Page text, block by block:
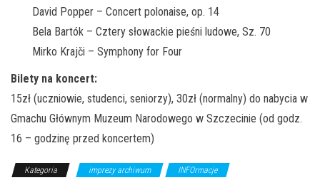
David Popper – Concert polonaise, op. 14
Bela Bartók – Cztery słowackie pieśni ludowe, Sz. 70
Mirko Krajči – Symphony for Four
Bilety na koncert:
15zł (uczniowie, studenci, seniorzy), 30zł (normalny) do nabycia w
Gmachu Głównym Muzeum Narodowego w Szczecinie (od godz.
16 – godzinę przed koncertem)
Kategoria imprezy archiwum INFOrmacje